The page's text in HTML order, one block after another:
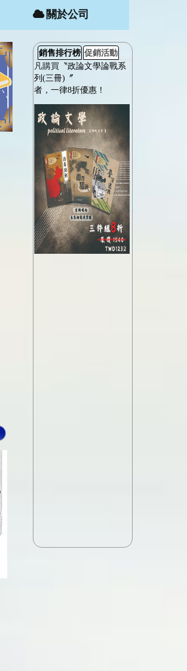
關於公司
銷售排行榜 促銷活動
凡購買〝政論文學論戰系
列(三冊)〞
者，一律8折優惠！